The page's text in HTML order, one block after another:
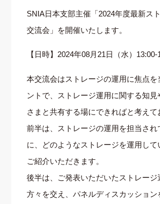
SNIA日本支部主催「2024年度最新ス
交流会」を開催いたします。
【日時】2024年08月21日（水）13:00-
本交流会はストレージの運用に焦点を
ントで、ストレージ運用に関する知見
さまと共有する場にできればと考えて
前半は、ストレージの運用を担当され
に、どのようなストレージを運用して
ご紹介いただきます。
後半は、ご発表いただいたストレージ
方々を交え、パネルディスカッション